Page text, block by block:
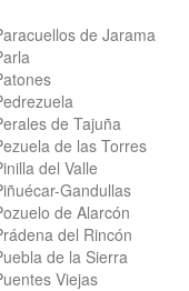
de Jarama
de Tajuña
de las Torres
del Valle
Gandullas
de Alarcón
del Rincón
de la Sierra
Viejas